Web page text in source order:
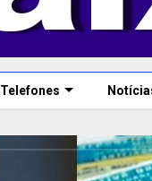
Telefones